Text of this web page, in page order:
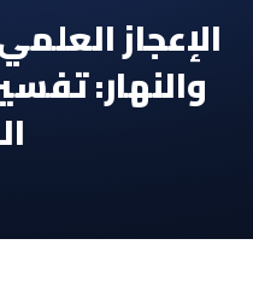
الاعجاز الغيبي في القرآن
الاعجاز في علوم الفلك
الاعجاز العلمي في
الاعجاز العلمي علوم
آيات الله في جسم الانسان
آيات الله في خلق الحيوان
المقالات
المؤلفون
الإعجاز
والنهار: